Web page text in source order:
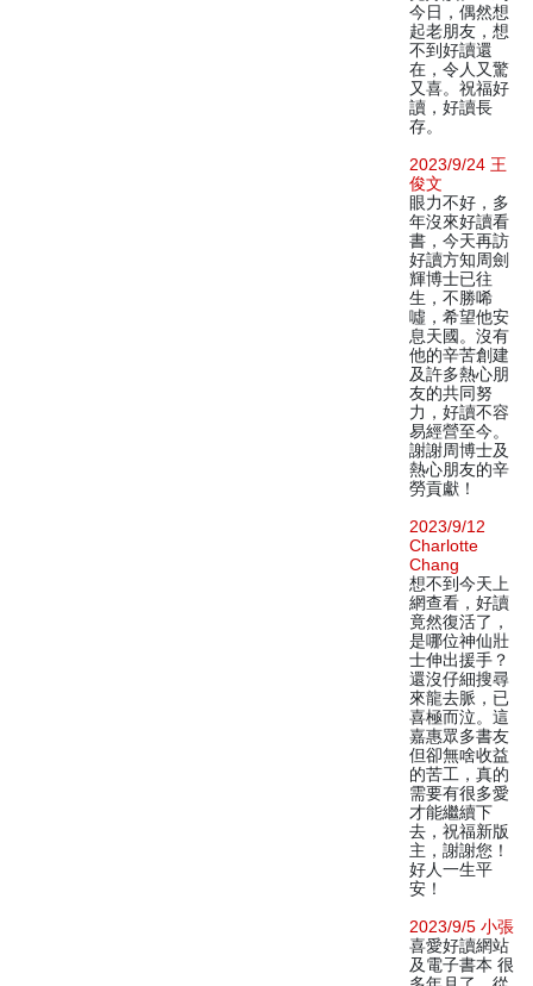
今日，偶然想
起老朋友，想
不到好讀還
在，令人又驚
又喜。祝福好
讀，好讀長
存。
2023/9/24 王
俊文
眼力不好，多
年沒來好讀看
書，今天再訪
好讀方知周劍
輝博士已往
生，不勝唏
噓，希望他安
息天國。沒有
他的辛苦創建
及許多熱心朋
友的共同努
力，好讀不容
易經營至今。
謝謝周博士及
熱心朋友的辛
勞貢獻！
2023/9/12
Charlotte
Chang
想不到今天上
網查看，好讀
竟然復活了，
是哪位神仙壯
士伸出援手？
還沒仔細搜尋
來龍去脈，已
喜極而泣。這
嘉惠眾多書友
但卻無啥收益
的苦工，真的
需要有很多愛
才能繼續下
去，祝福新版
主，謝謝您！
好人一生平
安！
2023/9/5 小張
喜愛好讀網站
及電子書本 很